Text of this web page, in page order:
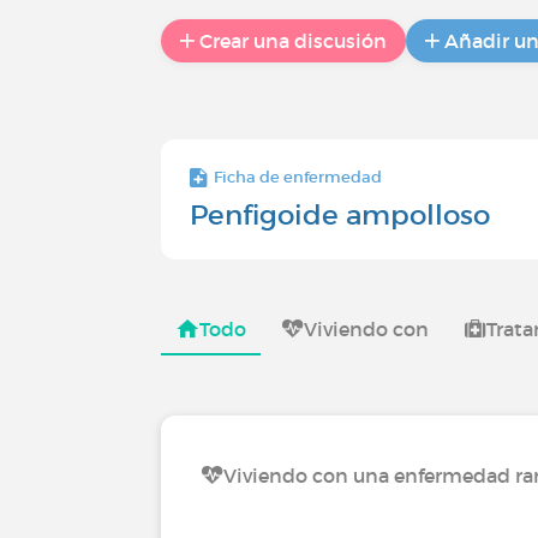
Crear una discusión Añadir
Ficha de enfermedad
Penfigoide ampolloso
Todo Viviendo con
Viviendo con una enfermedad